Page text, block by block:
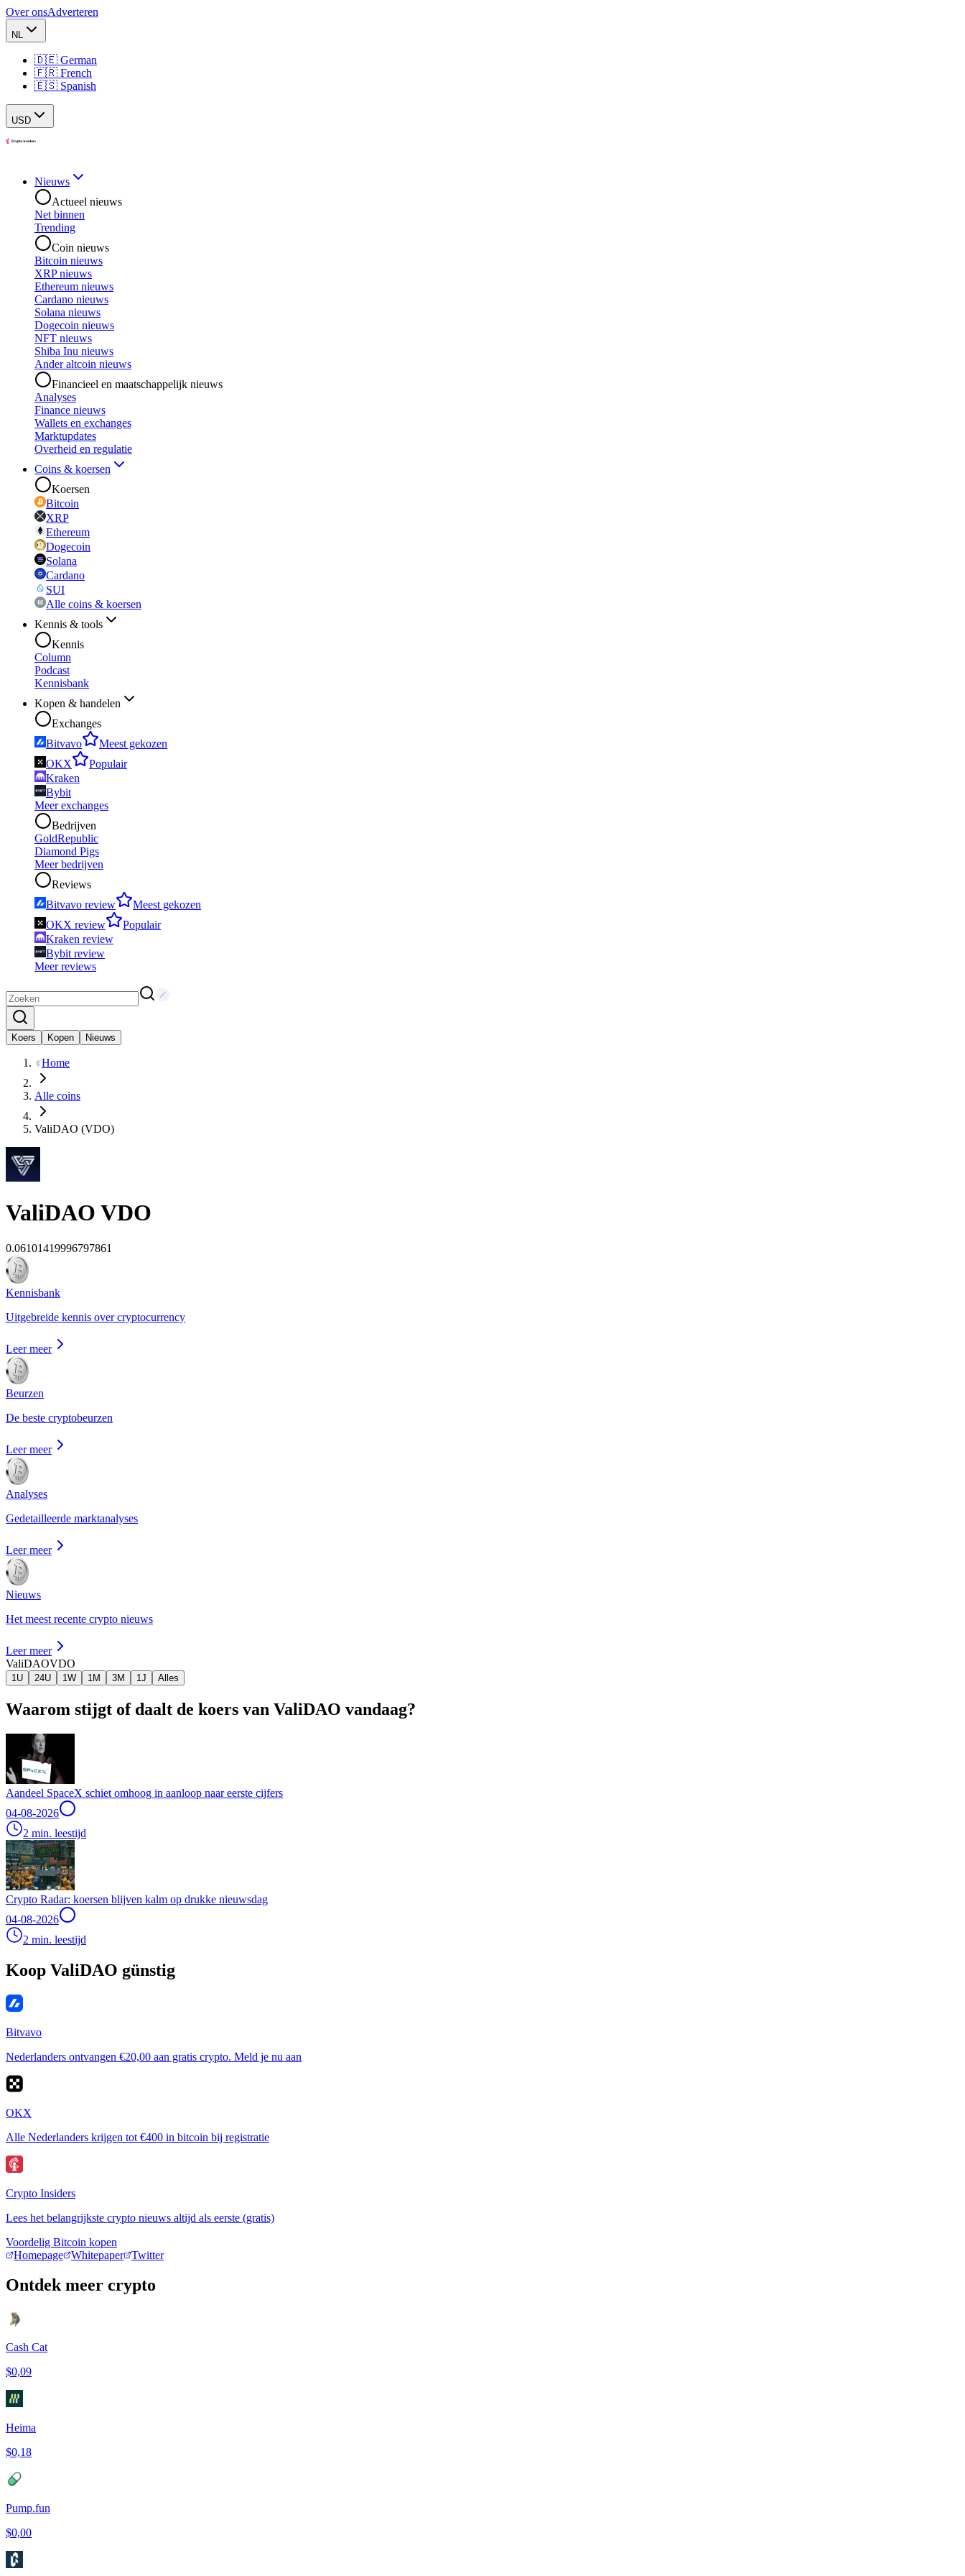
Over onsAdverteren
NL
🇩🇪 German
🇫🇷 French
🇪🇸 Spanish
USD
Nieuws
Actueel nieuws
Net binnen
Trending
Coin nieuws
Bitcoin nieuws
XRP nieuws
Ethereum nieuws
Cardano nieuws
Solana nieuws
Dogecoin nieuws
NFT nieuws
Shiba Inu nieuws
Ander altcoin nieuws
Financieel en maatschappelijk nieuws
Analyses
Finance nieuws
Wallets en exchanges
Marktupdates
Overheid en regulatie
Coins & koersen
Koersen
Bitcoin
XRP
Ethereum
Dogecoin
Solana
Cardano
SUI
Alle coins & koersen
Kennis & tools
Kennis
Column
Podcast
Kennisbank
Kopen & handelen
Exchanges
Bitvavo
Meest gekozen
OKX
Populair
Kraken
Bybit
Meer exchanges
Bedrijven
GoldRepublic
Diamond Pigs
Meer bedrijven
Reviews
Bitvavo review
Meest gekozen
OKX review
Populair
Kraken review
Bybit review
Meer reviews
Koers Kopen Nieuws
Home
Alle coins
ValiDAO (VDO)
ValiDAO VDO
0.06101419996797861
Kennisbank
Uitgebreide kennis over cryptocurrency
Leer meer
Beurzen
De beste cryptobeurzen
Leer meer
Analyses
Gedetailleerde marktanalyses
Leer meer
Nieuws
Het meest recente crypto nieuws
Leer meer
ValiDAOVDO
1U 24U 1W 1M 3M 1J Alles
Waarom stijgt of daalt de koers van ValiDAO vandaag?
Aandeel SpaceX schiet omhoog in aanloop naar eerste cijfers
04-08-2026
2 min. leestijd
Crypto Radar: koersen blijven kalm op drukke nieuwsdag
04-08-2026
2 min. leestijd
Koop ValiDAO günstig
Bitvavo
Nederlanders ontvangen €20,00 aan gratis crypto. Meld je nu aan
OKX
Alle Nederlanders krijgen tot €400 in bitcoin bij registratie
Crypto Insiders
Lees het belangrijkste crypto nieuws altijd als eerste (gratis)
Voordelig Bitcoin kopen
Homepage
Whitepaper Twitter
Ontdek meer crypto
Cash Cat
$0,09
Heima
$0,18
Pump.fun
$0,00